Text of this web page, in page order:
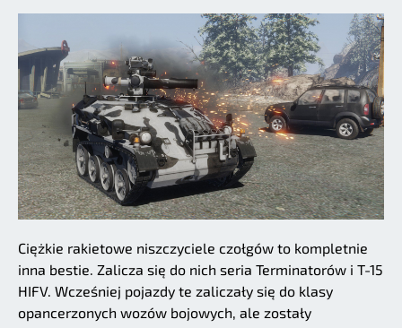
Ciężkie rakietowe niszczyciele czołgów to kompletnie
inna bestie. Zalicza się do nich seria Terminatorów i T-15
HIFV. Wcześniej pojazdy te zaliczały się do klasy
opancerzonych wozów bojowych, ale zostały